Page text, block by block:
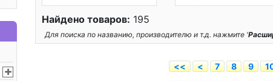
Найдено товаров: 195
Для поиска по названию, производителю и т.д. нажмите '
<< < 7 8 9